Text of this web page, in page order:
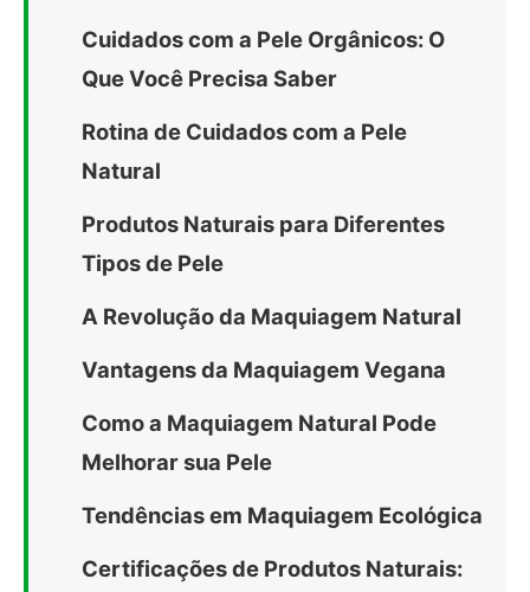
Cuidados com a Pele Orgânicos: O
Que Você Precisa Saber
Rotina de Cuidados com a Pele
Natural
Produtos Naturais para Diferentes
Tipos de Pele
A Revolução da Maquiagem Natural
Vantagens da Maquiagem Vegana
Como a Maquiagem Natural Pode
Melhorar sua Pele
Tendências em Maquiagem Ecológica
Certificações de Produtos Naturais: